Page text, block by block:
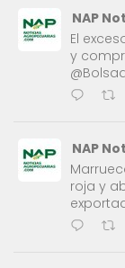
NAP
El
y
NAP
roja y